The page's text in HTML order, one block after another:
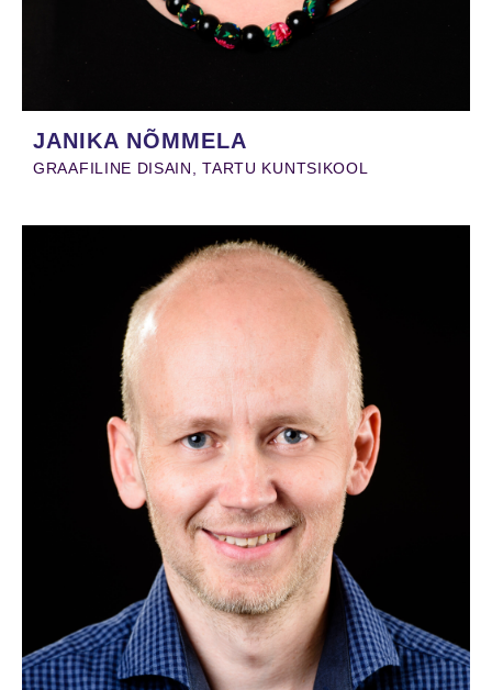
JANIKA NÕMMELA
GRAAFILINE DISAIN, TARTU KUNTSIKOOL